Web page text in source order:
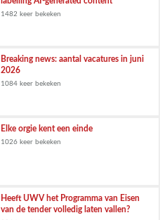
1482 keer bekeken
Breaking news: aantal vacatures in juni
2026
1084 keer bekeken
Elke orgie kent een einde
1026 keer bekeken
Heeft UWV het Programma van Eisen
van de tender volledig laten vallen?